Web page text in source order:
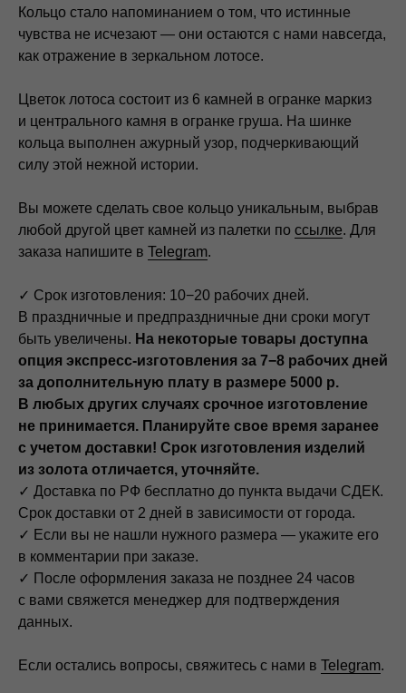
Кольцо стало напоминанием о том, что истинные
чувства не исчезают — они остаются с нами навсегда,
как отражение в зеркальном лотосе.
Цветок лотоса состоит из 6 камней в огранке маркиз
и центрального камня в огранке груша. На шинке
кольца выполнен ажурный узор, подчеркивающий
силу этой нежной истории.
Вы можете сделать свое кольцо уникальным, выбрав
любой другой цвет камней из палетки по ссылке. Для
заказа напишите в Telegram.
✓ Срок изготовления: 10−20 рабочих дней.
В праздничные и предпраздничные дни сроки могут
быть увеличены. На некоторые товары доступна
опция экспресс-изготовления за 7−8 рабочих дней
за дополнительную плату в размере 5000 р.
В любых других случаях срочное изготовление
не принимается. Планируйте свое время заранее
с учетом доставки! Срок изготовления изделий
из золота отличается, уточняйте.
✓ Доставка по РФ бесплатно до пункта выдачи СДЕК.
Срок доставки от 2 дней в зависимости от города.
✓ Если вы не нашли нужного размера — укажите его
в комментарии при заказе.
✓ После оформления заказа не позднее 24 часов
с вами свяжется менеджер для подтверждения
данных.
Если остались вопросы, свяжитесь с нами в Telegram.
Контакты
расчет стоимости,